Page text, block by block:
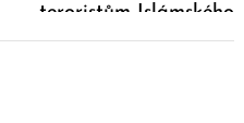
teroristům Islámského
státu v Iráku